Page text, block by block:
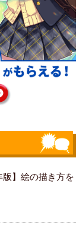
版】絵の描き方を